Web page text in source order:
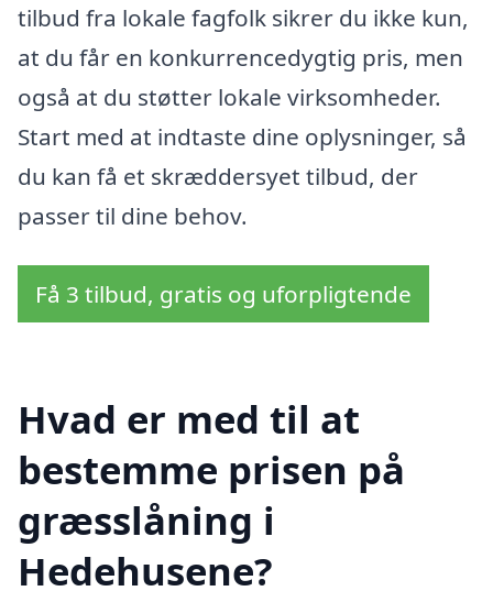
tilbud fra lokale fagfolk sikrer du ikke kun,
at du får en konkurrencedygtig pris, men
også at du støtter lokale virksomheder.
Start med at indtaste dine oplysninger, så
du kan få et skræddersyet tilbud, der
passer til dine behov.
Få 3 tilbud, gratis og uforpligtende
Hvad er med til at
bestemme prisen på
græsslåning i
Hedehusene?